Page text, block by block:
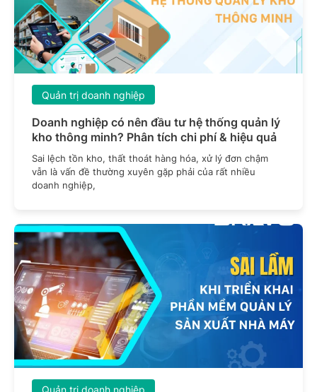
Doanh nghiệp có nên đầu tư hệ thống quản lý
kho thông minh? Phân tích chi phí & hiệu quả
Quản trị doanh nghiệp
Sai lệch tồn kho, thất thoát hàng hóa, xử lý đơn chậm
vẫn là vấn đề thường xuyên gặp phải của rất nhiều
doanh nghiệp,
Quản trị doanh nghiệp